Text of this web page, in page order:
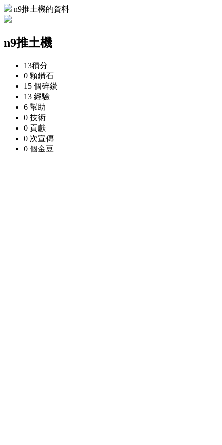
n9推土機的資料
n9推土機
13積分
0 顆鑽石
15 個碎鑽
13 經驗
6 幫助
0 技術
0 貢獻
0 次宣傳
0 個金豆